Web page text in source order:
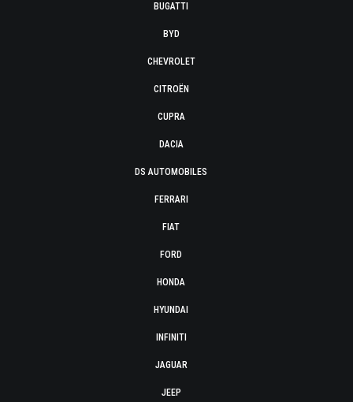
BUGATTI
BYD
CHEVROLET
CITROËN
CUPRA
DACIA
DS AUTOMOBILES
FERRARI
FIAT
FORD
HONDA
HYUNDAI
INFINITI
JAGUAR
JEEP